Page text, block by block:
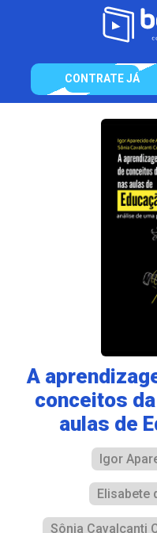
CONTRATE JÁ
A
conceitos
aulas de
Igor
Elisabete
Sônia Cavalcanti